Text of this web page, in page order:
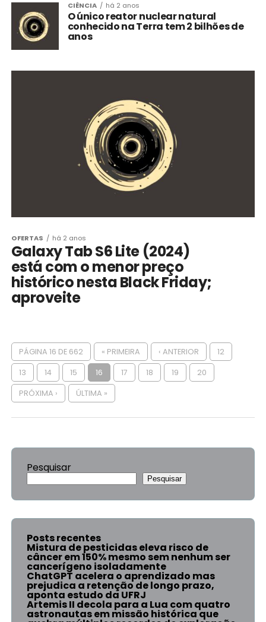
CIÊNCIA há 2 anos
O único reator nuclear natural
conhecido na Terra tem 2 bilhões de
anos
OFERTAS há 2 anos
Galaxy Tab S6 Lite (2024)
está com o menor preço
histórico nesta Black Friday;
aproveite
PÁGINA 16 DE 662 « PRIMEIRA ‹ ANTERIOR 12
13 14 15 16 17 18 19 20
PRÓXIMA › ÚLTIMA »
Pesquisar
Pesquisar
Posts recentes
Mistura de pesticidas eleva risco de
câncer em 150% mesmo sem nenhum ser
cancerígeno isoladamente
ChatGPT acelera o aprendizado mas
prejudica a retenção de longo prazo,
aponta estudo da UFRJ
Artemis II decola para a Lua com quatro
astronautas em missão histórica que